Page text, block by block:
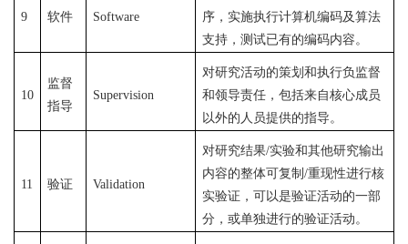
9 软件 Software
序，实施执行计算机编码及算法
支持，测试已有的编码内容。
10
监督
指导
Supervision
对研究活动的策划和执行负监督
和领导责任，包括来自核心成员
以外的人员提供的指导。
11 验证 Validation
对研究结果/实验和其他研究输出
内容的整体可复制/重现性进行核
实验证，可以是验证活动的一部
分，或单独进行的验证活动。